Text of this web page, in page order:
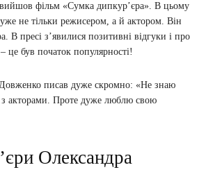
фільм «Сумка дипкур’єра». В цьому
не тільки режисером, а й актором. Він
В пресі з’явилися позитивні відгуки і про
це був початок популярності!
писав дуже скромно: «Не знаю
з акторами. Проте дуже люблю свою
Олександра